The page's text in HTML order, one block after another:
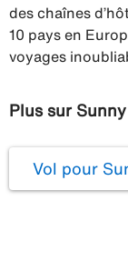
des chaînes
10 pays en
voyages
Plus sur
Vol pour